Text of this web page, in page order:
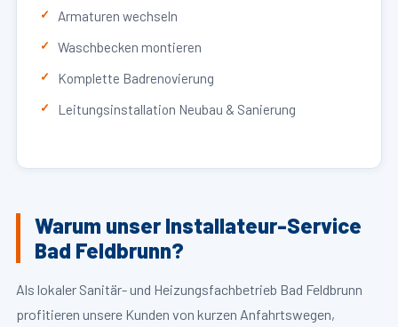
Armaturen wechseln
Waschbecken montieren
Komplette Badrenovierung
Leitungsinstallation Neubau & Sanierung
Warum unser Installateur-Service
Bad Feldbrunn?
Als lokaler Sanitär- und Heizungsfachbetrieb Bad Feldbrunn
profitieren unsere Kunden von kurzen Anfahrtswegen,